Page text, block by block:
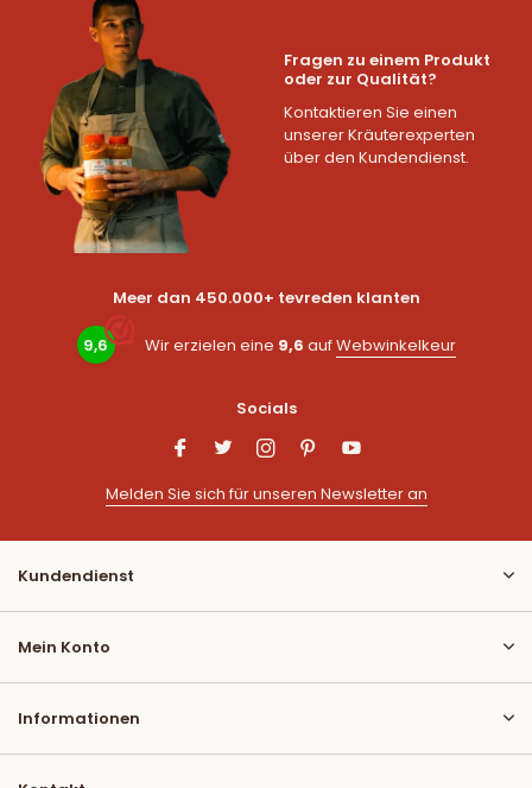
Fragen zu einem Produkt
oder zur Qualität?
Kontaktieren Sie einen
unserer Kräuterexperten
über den Kundendienst.
Meer dan 450.000+ tevreden klanten
9,6 Wir erzielen eine 9,6 aufWebwinkelkeur
Socials
Melden Sie sich für unseren Newsletter an
Kundendienst
Mein Konto
Informationen